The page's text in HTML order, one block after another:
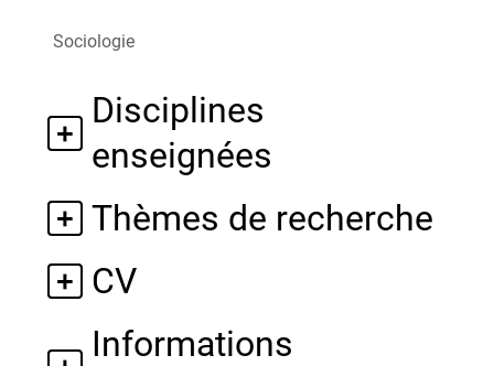
Sociologie
Disciplines
enseignées
Thèmes de recherche
CV
Informations